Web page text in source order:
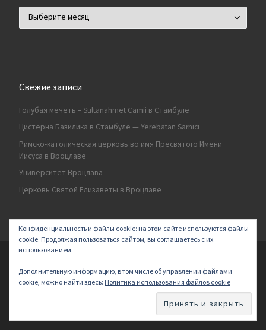
Свежие записи
Голубая мечеть – Sultanahmet Camii в Стамбуле
Цистерна Базилика в Стамбуле — Yerebatan Sarnıcı
Римско-католическая церковь во имя Пресвятого Имени
Иисуса в Вроцлаве
Университет Вроцлава
Церковь Святой Елизаветы в Вроцлаве
Designed with Customizr Pro Powered by
Конфиденциальность и файлы cookie: на этом сайте используются файлы
cookie. Продолжая пользоваться сайтом, вы соглашаетесь с их
использованием.
Дополнительную информацию, в том числе об управлении файлами
cookie, можно найти здесь: Политика использования файлов cookie